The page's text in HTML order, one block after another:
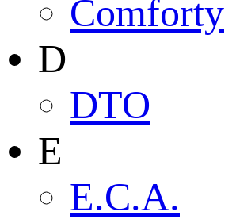
Comforty
D
DTO
E
E.C.A.